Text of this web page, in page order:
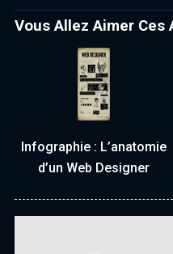
Vous Allez Aimer Ces
Infographie : L’anatomie
d’un Web Designer